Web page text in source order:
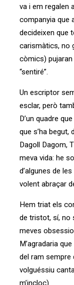
va i em regalen
companyia que
decideixen que
carismàtics, no
còmics) pujaran
“sentiré”.
Un escriptor
esclar, però
D’un quadre
que s’ha begut,
Dagoll Dagom,
meva vida: he
d’algunes de
volent abraçar
Hem triat els
de tristot, sí, no
meves
M’agradaria
del ram sempre
volguéssiu
m’incloc).